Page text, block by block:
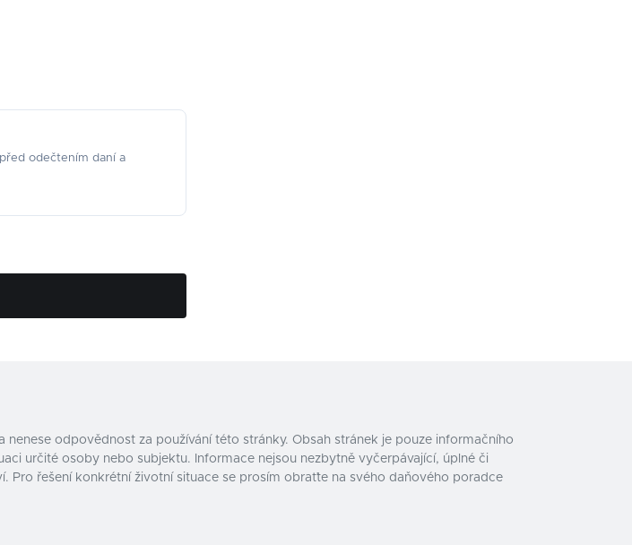
odečtením daní a
odpovědnost za používání této stránky. Obsah stránek je pouze informačního
určité osoby nebo subjektu. Informace nejsou nezbytně vyčerpávající, úplné či
Pro řešení konkrétní životní situace se prosím obraťte na svého daňového poradce